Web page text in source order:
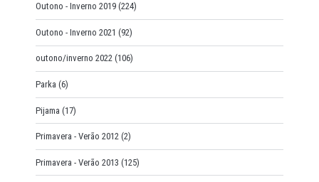
Outono - Inverno 2019 (224)
Outono - Inverno 2021 (92)
outono/inverno 2022 (106)
Parka (6)
Pijama (17)
Primavera - Verão 2012 (2)
Primavera - Verão 2013 (125)